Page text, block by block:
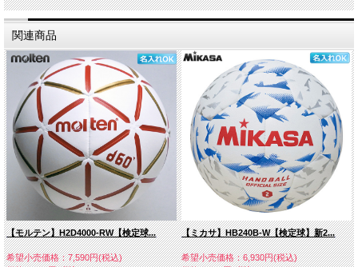
関連商品
【モルテン】H2D4000-RW【検定球...
希望小売価格：7,590円(税込)
【ミカサ】HB240B-W【検定球】新2...
希望小売価格：6,930円(税込)